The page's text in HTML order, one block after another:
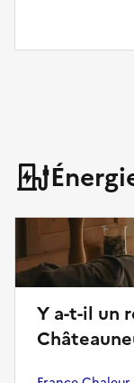
Y a-t-il un réseau de chaleur à